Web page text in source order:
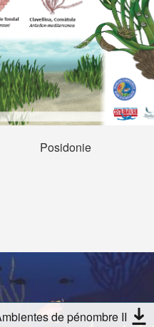
Posidonie
de pénombre II